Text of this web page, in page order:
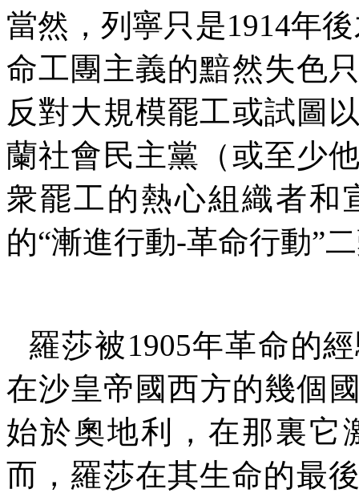
當然，列寧只是1914年
命工團主義的黯然失色
反對大規模罷工或試圖
蘭社會民主黨（或至少
衆罷工的熱心組織者和
的“漸進行動-革命行動”
羅莎被1905年革命的
在沙皇帝國西方的幾個
始於奧地利，在那裏它
而，羅莎在其生命的最